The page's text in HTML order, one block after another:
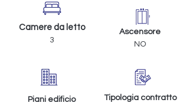
Camere da letto
3
Ascensore
NO
Piani edificio Tipologia contratto